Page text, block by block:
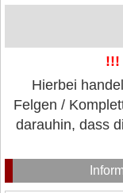
!!!
Hierbei
Felgen /
darauhin, dass